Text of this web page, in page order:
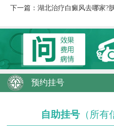
下一篇： 湖北治疗白癜风去哪家?
预约挂号
自助挂号 （所有